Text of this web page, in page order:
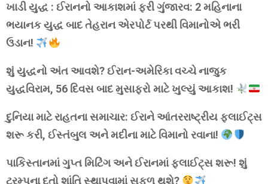
ખાડી યુદ્ધ : ઈરાનનો આકાશમાં ફરી ગુંજારવ: 2 મહિનાના
ભયાનક યુદ્ધ બાદ તેહરાન એરપોર્ટ પરથી વિમાનોએ ભરી
ઉડાન!
શું યુદ્ધનો અંત આવશે? ઈરાન-અમેરિકા વચ્ચે નાજુક
યુદ્ધવિરામ, 56 દિવસ બાદ મુસાફરો માટે ખુલ્યું આકાશ!
દુનિયા માટે રાહતના સમાચાર: ઈરાને આંતરરાષ્ટ્રીય ફ્લાઈટ્સ
શરૂ કરી, ઈસ્તંબુલ અને મદીના માટે વિમાનો રવાના!
પાકિસ્તાનમાં ગુપ્ત મિટિંગ અને ઈરાનમાં ફ્લાઈટ્સ શરૂ! શું
ટ્રમ્પના દૂતો શાંતિ સ્થાપવામાં સફળ થશે?